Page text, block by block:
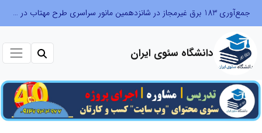
جمع‌آوری 183 برق غیرمجاز در شانزدهمین مانور سراسری طرح مهتاب در استان تهران
دانشگاه سئوی ایران